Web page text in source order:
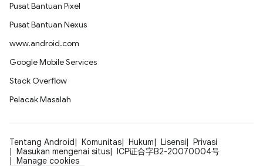
Pusat Bantuan Pixel
Pusat Bantuan Nexus
www.android.com
Google Mobile Services
Stack Overflow
Pelacak Masalah
Tentang Android Komunitas Hukum Lisensi
Privasi
Masukan mengenai situs
ICP证合字B2-20070004号
Manage cookies